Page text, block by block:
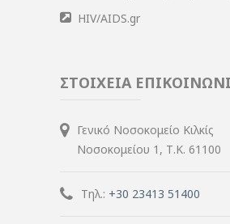
HIV/AIDS.gr
ΣΤΟΙΧΕΙΑ
Γενικό Νοσοκομείο Κιλκίς
Νοσοκομείου 1, Τ.Κ. 61100
Τηλ.: +30 23413 51400